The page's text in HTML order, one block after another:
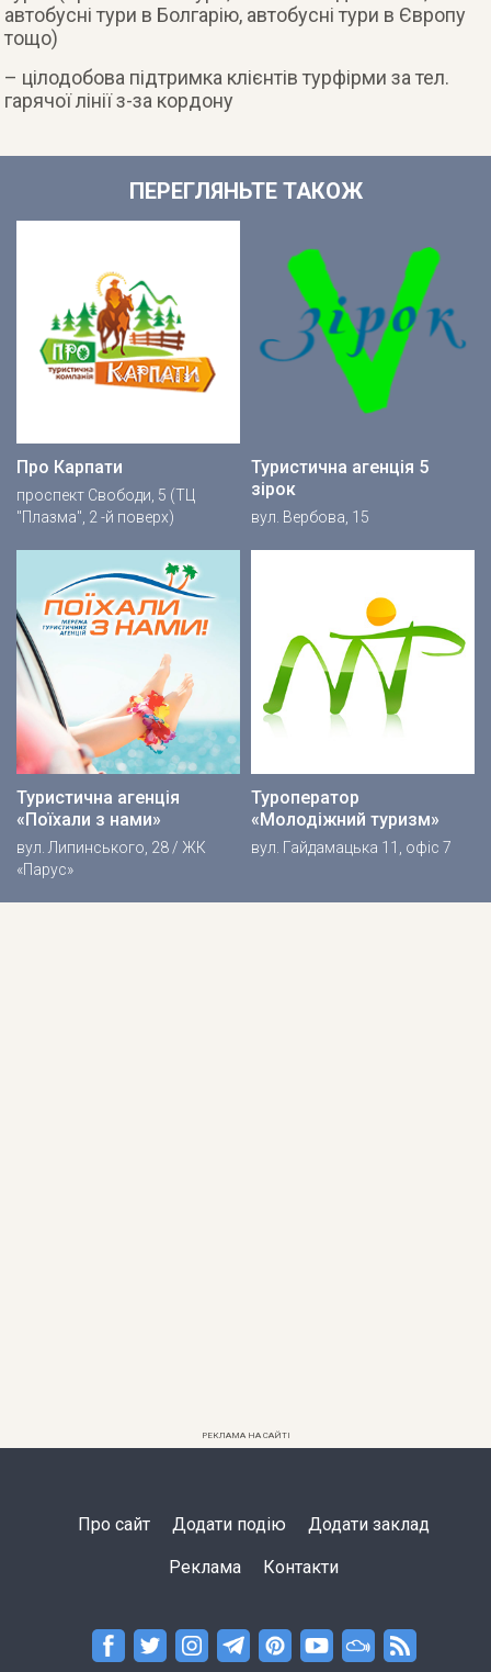
автобусні тури в Болгарію, автобусні тури в Європу
тощо)
– цілодобова підтримка клієнтів турфірми за тел.
гарячої лінії з-за кордону
ПЕРЕГЛЯНЬТЕ ТАКОЖ
Про Карпати
проспект Свободи, 5 (ТЦ
"Плазма", 2 -й поверх)
Туристична агенція 5
зірок
вул. Вербова, 15
Туристична агенція
«Поїхали з нами»
вул. Липинського, 28 / ЖК
«Парус»
Туроператор
«Молодіжний туризм»
вул. Гайдамацька 11, офіс 7
РЕКЛАМА НА САЙТІ
Про сайт Додати подію Додати заклад
Реклама Контакти